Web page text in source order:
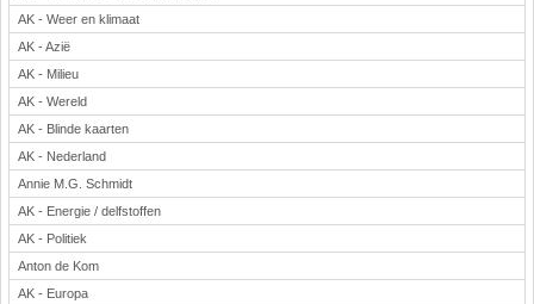
Digibordtools
Downloads basisonderwijs
Herfst
Kerstmis
Kinder-/Jeugdboeken
Lente
Onderbouw PO
Pasen
Voetbal
AK - Weer en klimaat
AK - Azië
AK - Milieu
AK - Wereld
AK - Blinde kaarten
AK - Nederland
Annie M.G. Schmidt
AK - Energie / delfstoffen
AK - Politiek
Anton de Kom
AK - Europa